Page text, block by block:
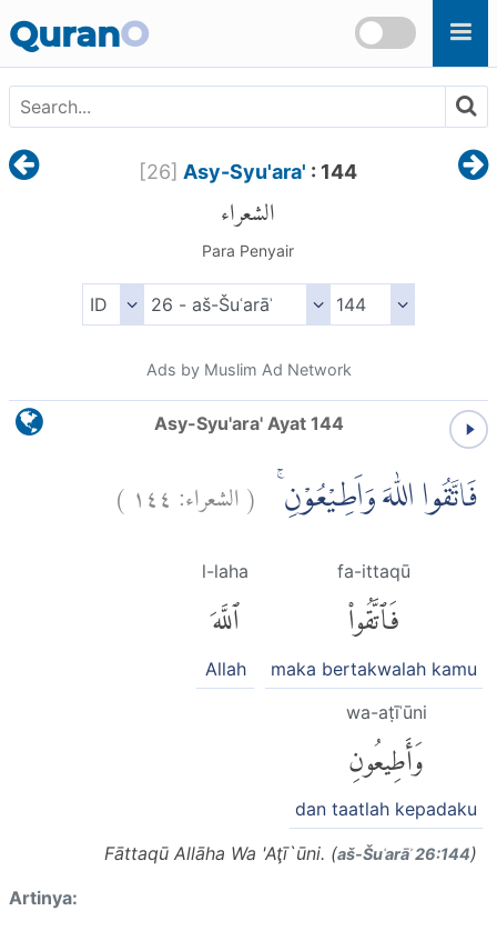
QuranO
[26] Asy-Syu'ara' : 144
الشعراء
Para Penyair
Ads by Muslim Ad Network
Asy-Syu'ara' Ayat 144
فَاتَّقُوا اللّٰهَ وَاَطِيْعُوْنِ ۚ (الشعراء: ١٤٤ )
fa-ittaqū
فَٱتَّقُوا۟
maka bertakwalah kamu
l-laha
ٱللَّهَ
Allah
wa-aṭīʿūni
وَأَطِيعُونِ
dan taatlah kepadaku
Fāttaqū Allāha Wa 'Aţī`ūni. (aš-Šuʿarāʾ 26:144)
Artinya: